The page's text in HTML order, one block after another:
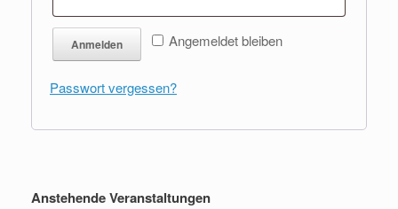
Angemeldet bleiben
Anmelden
Passwort vergessen?
Anstehende Veranstaltungen